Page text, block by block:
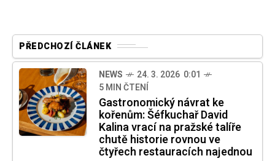
PŘEDCHOZÍ ČLÁNEK
NEWS
24. 3. 2026 0:01
5 MIN ČTENÍ
Gastronomický návrat ke
kořenům: Šéfkuchař David
Kalina vrací na pražské talíře
chutě historie rovnou ve
čtyřech restauracích najednou